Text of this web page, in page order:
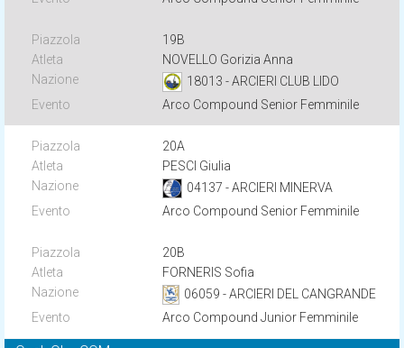
19B
NOVELLO Gorizia Anna
18013 - ARCIERI CLUB LIDO
Arco Compound Senior Femminile
20A
PESCI Giulia
04137 - ARCIERI MINERVA
Arco Compound Senior Femminile
20B
FORNERIS Sofia
06059 - ARCIERI DEL CANGRANDE
Arco Compound Junior Femminile